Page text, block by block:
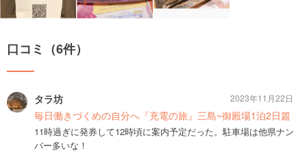
口コミ（6件）
タラ坊
毎日働きづくめの自分へ『充電の旅』三島~御殿場1泊2日篇
11時過ぎに発券して12時頃に案内予定だった。駐車場は他県ナン
バー多いな！
2023年11月22日